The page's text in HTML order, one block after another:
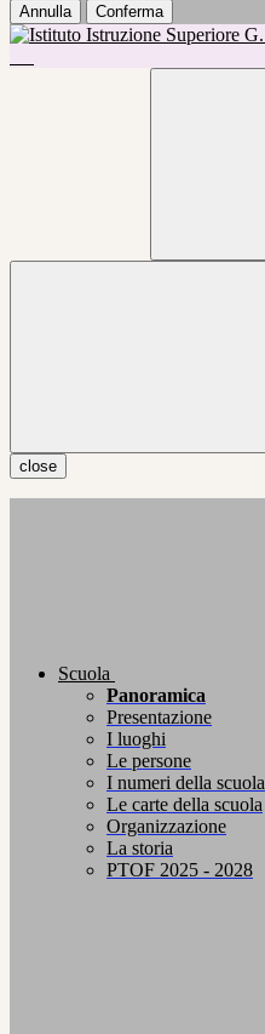
Annulla Conferma
close
Scuola
Panoramica
Presentazione
I luoghi
Le persone
I numeri della scuola
Le carte della scuola
Organizzazione
La storia
PTOF 2025 - 2028